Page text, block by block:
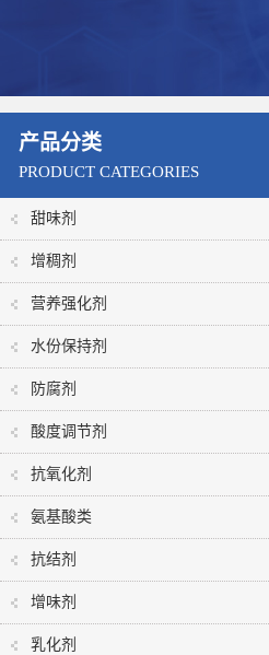
产品分类
PRODUCT CATEGORIES
甜味剂
增稠剂
营养强化剂
水份保持剂
防腐剂
酸度调节剂
抗氧化剂
氨基酸类
抗结剂
增味剂
乳化剂